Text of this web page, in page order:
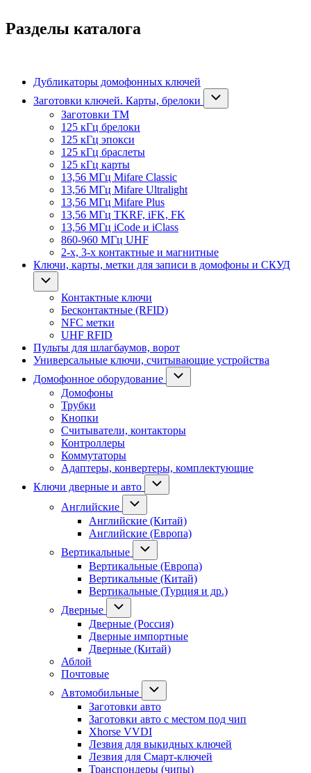
Разделы каталога
Дубликаторы домофонных ключей
Заготовки ключей. Карты, брелоки
Заготовки ТМ
125 кГц брелоки
125 кГц эпокси
125 кГц браслеты
125 кГц карты
13,56 МГц Mifare Classic
13,56 МГц Mifare Ultralight
13,56 МГц Mifare Plus
13,56 МГц TKRF, iFK, FK
13,56 МГц iCode и iClass
860-960 МГц UHF
2-х, 3-х контактные и магнитные
Ключи, карты, метки для записи в домофоны и СКУД
Контактные ключи
Бесконтактные (RFID)
NFC метки
UHF RFID
Пульты для шлагбаумов, ворот
Универсальные ключи, считывающие устройства
Домофонное оборудование
Домофоны
Трубки
Кнопки
Считыватели, контакторы
Контроллеры
Коммутаторы
Адаптеры, конвертеры, комплектующие
Ключи дверные и авто
Английские
Английские (Китай)
Английские (Европа)
Вертикальные
Вертикальные (Европа)
Вертикальные (Китай)
Вертикальные (Турция и др.)
Дверные
Дверные (Россия)
Дверные импортные
Дверные (Китай)
Аблой
Почтовые
Автомобильные
Заготовки авто
Заготовки авто с местом под чип
Xhorse VVDI
Лезвия для выкидных ключей
Лезвия для Смарт-ключей
Транспондеры (чипы)